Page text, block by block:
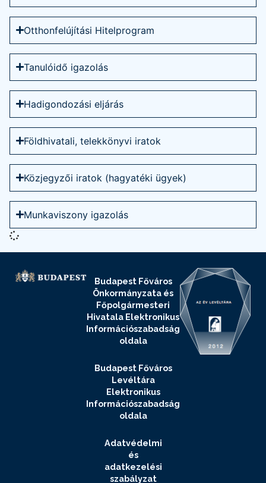
Otthonfelújítási Hitelprogram
Tanulóidő igazolás
Hadigondozási eljárás
Földhivatali, telekkönyvi iratok
Közjegyzői iratok (hagyatéki ügyek)
Munkaviszony igazolás
Budapest Főváros
Önkormányzata és
Főpolgármesteri
Hivatala Elektronikus
Információszabadság
oldala
Budapest Főváros
Levéltára
Elektronikus
Információszabadság
oldala
Adatvédelmi
és
adatkezelési
szabályzat